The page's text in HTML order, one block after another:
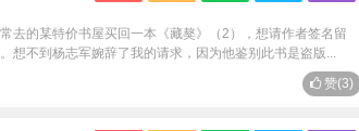
去的某特价书屋买回一本《藏獒》（2），想请作者签名留
想不到杨志军婉辞了我的请求，因为他鉴别此书是盗版...
赞(3)